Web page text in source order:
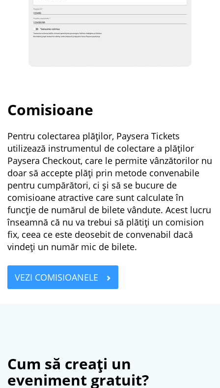
Comisioane
Pentru colectarea plăților, Paysera Tickets
utilizează instrumentul de colectare a plăților
Paysera Checkout, care le permite vânzătorilor nu
doar să accepte plăți prin metode convenabile
pentru cumpărători, ci și să se bucure de
comisioane atractive care sunt calculate în
funcție de numărul de bilete vândute. Acest lucru
înseamnă că nu va trebui să plătiți un comision
fix, ceea ce este deosebit de convenabil dacă
vindeți un număr mic de bilete.
VEZI COMISIOANELE
Cum să creați un
eveniment gratuit?